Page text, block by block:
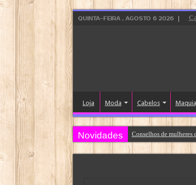
QUINTA-FEIRA , AGOSTO 6 2026
Loja Moda Cabelos
Novidades Conselhos de mulheres